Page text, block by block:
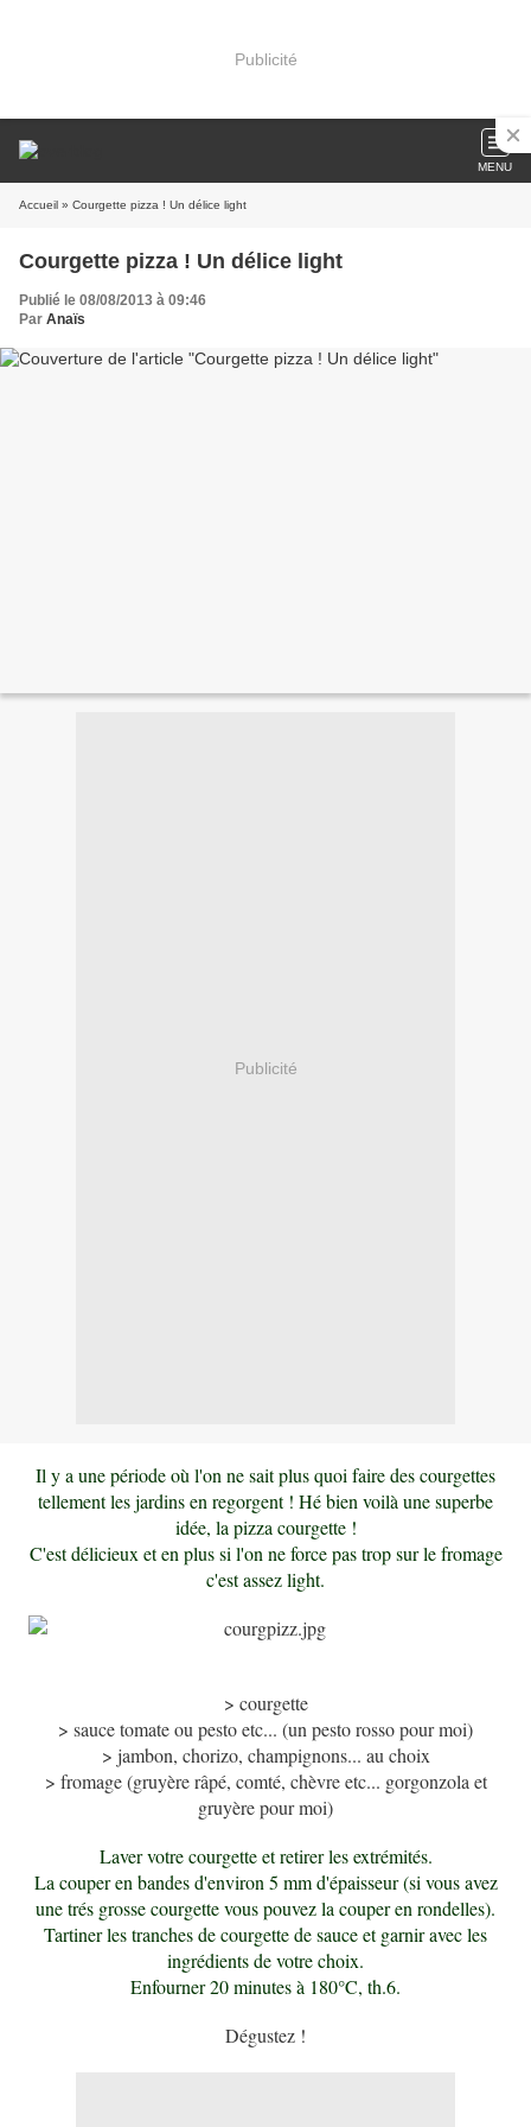
Publicité
MENU
Accueil » Courgette pizza ! Un délice light
Courgette pizza ! Un délice light
Publié le 08/08/2013 à 09:46
Par Anaïs
Publicité
Il y a une période où l'on ne sait plus quoi faire des courgettes
tellement les jardins en regorgent ! Hé bien voilà une superbe
idée, la pizza courgette !
C'est délicieux et en plus si l'on ne force pas trop sur le fromage
c'est assez light.
> courgette
> sauce tomate ou pesto etc... (un pesto rosso pour moi)
> jambon, chorizo, champignons... au choix
> fromage (gruyère râpé, comté, chèvre etc... gorgonzola et
gruyère pour moi)
Laver votre courgette et retirer les extrémités.
La couper en bandes d'environ 5 mm d'épaisseur (si vous avez
une trés grosse courgette vous pouvez la couper en rondelles).
Tartiner les tranches de courgette de sauce et garnir avec les
ingrédients de votre choix.
Enfourner 20 minutes à 180°C, th.6.
Dégustez !